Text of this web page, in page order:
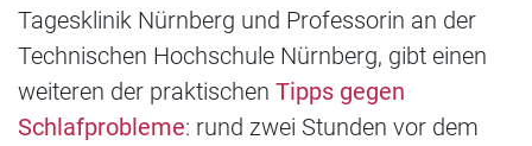
Tagesklinik Nürnberg und Professorin an der
Technischen Hochschule Nürnberg, gibt einen
weiteren der praktischen Tipps gegen
Schlafprobleme: rund zwei Stunden vor dem